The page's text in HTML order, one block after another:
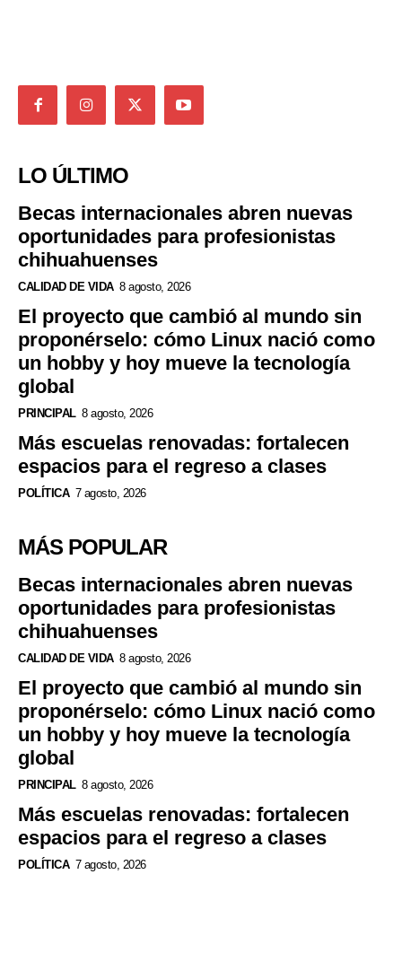
LO ÚLTIMO
Becas internacionales abren nuevas
oportunidades para profesionistas
chihuahuenses
CALIDAD DE VIDA 8 agosto, 2026
El proyecto que cambió al mundo sin
proponérselo: cómo Linux nació como
un hobby y hoy mueve la tecnología
global
PRINCIPAL 8 agosto, 2026
Más escuelas renovadas: fortalecen
espacios para el regreso a clases
POLÍTICA 7 agosto, 2026
MÁS POPULAR
Becas internacionales abren nuevas
oportunidades para profesionistas
chihuahuenses
CALIDAD DE VIDA 8 agosto, 2026
El proyecto que cambió al mundo sin
proponérselo: cómo Linux nació como
un hobby y hoy mueve la tecnología
global
PRINCIPAL 8 agosto, 2026
Más escuelas renovadas: fortalecen
espacios para el regreso a clases
POLÍTICA 7 agosto, 2026